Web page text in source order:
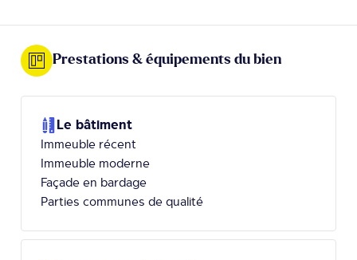
Prestations & équipements du bien
Le bâtiment
Immeuble récent
Immeuble moderne
Façade en bardage
Parties communes de qualité